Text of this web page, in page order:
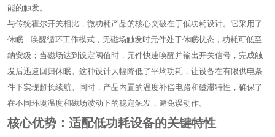
能的触发。
与传统霍尔开关相比，微功耗产品的核心突破在于低功耗设计。它采用了
休眠 - 唤醒循环工作模式，无磁场触发时元件处于休眠状态，功耗可低至
纳安级；当磁场达到设定阈值时，元件快速唤醒并输出开关信号，完成触
发后迅速回归休眠。这种设计大幅降低了平均功耗，让设备在有限供电条
件下实现超长续航。同时，产品内置的温度补偿电路和磁滞特性，确保了
在不同环境温度和磁场波动下的稳定触发，避免误动作。
核心优势：适配低功耗设备的关键特性